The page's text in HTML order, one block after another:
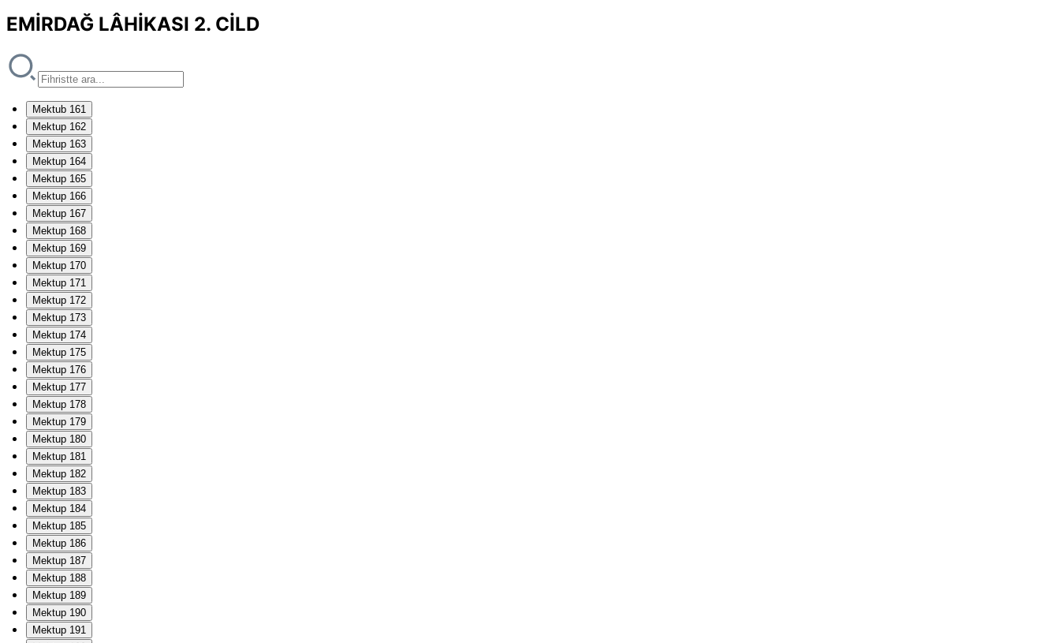
EMİRDAĞ LÂHİKASI 2. CİLD
Mektub 161
Mektup 162
Mektup 163
Mektup 164
Mektup 165
Mektup 166
Mektup 167
Mektup 168
Mektup 169
Mektup 170
Mektup 171
Mektup 172
Mektup 173
Mektup 174
Mektup 175
Mektup 176
Mektup 177
Mektup 178
Mektup 179
Mektup 180
Mektup 181
Mektup 182
Mektup 183
Mektup 184
Mektup 185
Mektup 186
Mektup 187
Mektup 188
Mektup 189
Mektup 190
Mektup 191